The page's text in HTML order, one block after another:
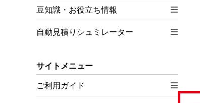
豆知識・お役立ち情報
自動見積りシュミレーター
サイトメニュー
ご利用ガイド